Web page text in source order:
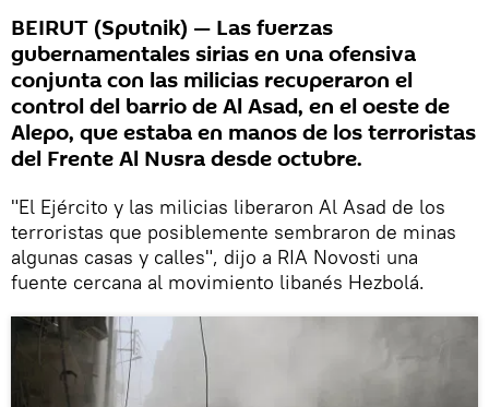
BEIRUT (Sputnik) — Las fuerzas
gubernamentales sirias en una ofensiva
conjunta con las milicias recuperaron el
control del barrio de Al Asad, en el oeste de
Alepo, que estaba en manos de los terroristas
del Frente Al Nusra desde octubre.
"El Ejército y las milicias liberaron Al Asad de los
terroristas que posiblemente sembraron de minas
algunas casas y calles", dijo a RIA Novosti una
fuente cercana al movimiento libanés Hezbolá.